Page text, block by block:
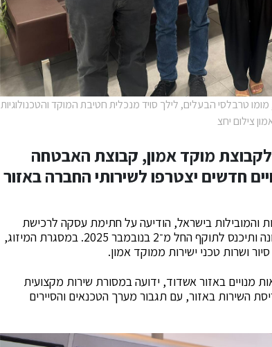
טרבלסי הבעלים, לילך סויד מנכלית חטיבת המוקד והטכנולוגיות
צילום יחצ
מוקד אמון, קבוצת האבטחה
חדשים יצטרפו לשירותי החברה באזור
והמובילות בישראל, הודיעה על חתימת עסקה לרכישת
פעילות מוקד לי-טל מאשדוד. העסקה נחתמה לאחרונה ותיכנס לתוקף החל מ־2 בנובמבר 2025. במסגרת המיזוג,
ושרות טכני ישירות ממוקד אמון.
מ־40 שנה ומשרתת מאות מנויים באזור אשדוד, ידועה במסורת שירות מקצועית
השירות באזור, עם תגבור מערך הטכנאים והסיירים